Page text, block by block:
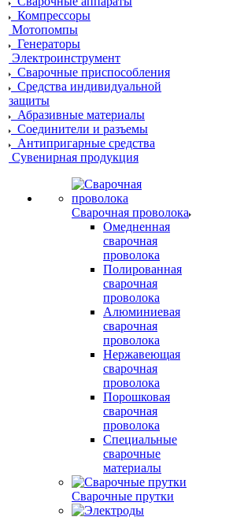
Компрессоры
Мотопомпы
Генераторы
Электроинструмент
Сварочные приспособления
Средства индивидуальной
защиты
Абразивные материалы
Соединители и разъемы
Антипригарные средства
Сувенирная продукция
Сварочная проволока
Омедненная
сварочная
проволока
Полированная
сварочная
проволока
Алюминиевая
сварочная
проволока
Нержавеющая
сварочная
проволока
Порошковая
сварочная
проволока
Специальные
сварочные
материалы
Сварочные прутки